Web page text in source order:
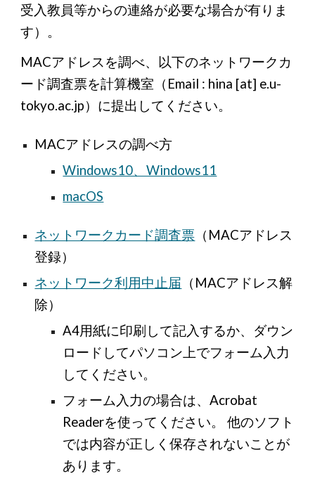
受入教員等からの連絡が必要な場合が有りま
す）。
MACアドレスを調べ、以下のネットワークカ
ード調査票を計算機室 （Email : hina [at] e.u-
tokyo.ac.jp） に提出してください。
MACアドレスの調べ方
Windows10、Windows11
macOS
ネットワークカード調査票 （ MACアドレス
登録）
ネットワーク利用中止届 （ MACアドレス解
除）
A4用紙に印刷して記入するか、ダウン
ロードしてパソコン上でフォーム入力
してください。
フォーム入力の場合は、Acrobat
Readerを使ってください。 他のソフト
では内容が正しく保存されないことが
あります。